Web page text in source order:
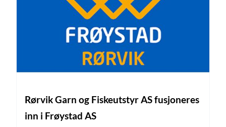
Rørvik Garn og Fiskeutstyr AS fusjoneres
inn i Frøystad AS